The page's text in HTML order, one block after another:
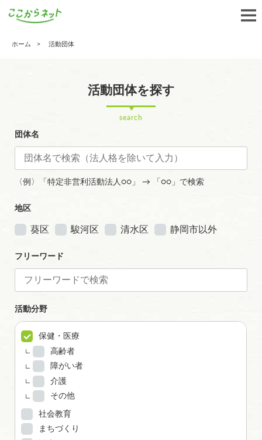
ホーム 活動団体
活動団体を探す
search
団体名
〈例〉「特定非営利活動法人○○」 → 「○○」で検索
地区
葵区 駿河区 清水区 静岡市以外
フリーワード
活動分野
保健・医療
高齢者
障がい者
介護
その他
社会教育
まちづくり